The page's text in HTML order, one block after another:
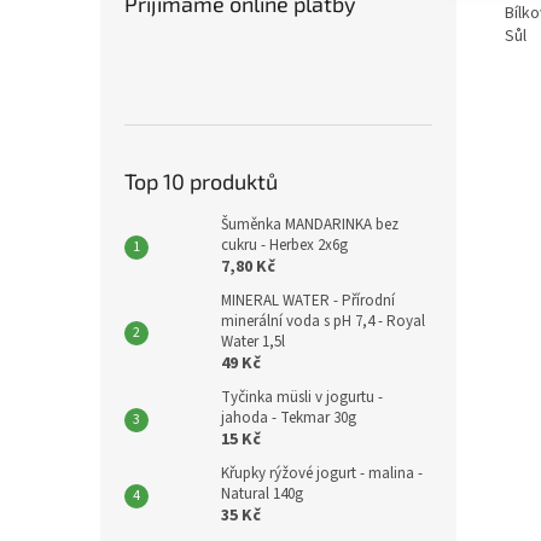
Top 10 produktů
Šuměnka MANDARINKA bez
cukru - Herbex 2x6g
7,80 Kč
MINERAL WATER - Přírodní
minerální voda s pH 7,4 - Royal
Water 1,5l
49 Kč
Tyčinka müsli v jogurtu -
jahoda - Tekmar 30g
15 Kč
Křupky rýžové jogurt - malina -
Natural 140g
35 Kč
Sůl